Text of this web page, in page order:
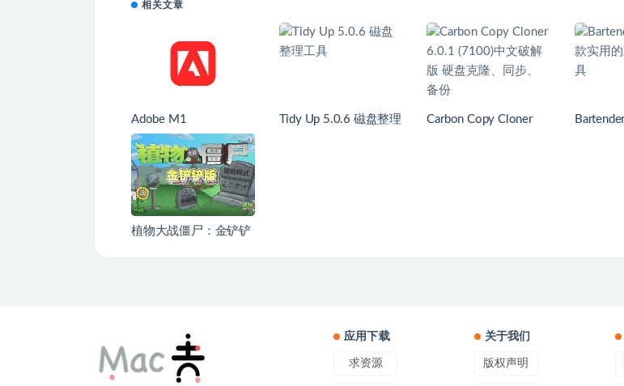
相关文章
Adobe M1
Tidy Up 5.0.6 磁盘整理
Carbon Copy Cloner
植物大战僵尸：金铲铲
应用下载
求资源
关于我们
版权声明